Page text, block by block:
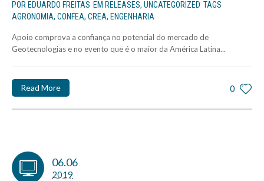
POR EDUARDO FREITAS EM RELEASES, UNCATEGORIZED TAGS
AGRONOMIA, CONFEA, CREA, ENGENHARIA
Apoio comprova a confiança no potencial do mercado de
Geotecnologias e no evento que é o maior da América Latina...
0
Read More
06.06
2019